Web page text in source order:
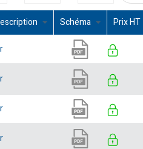
Schéma Prix HT